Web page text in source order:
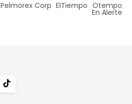
Pelmorex Corp ElTiempo Otempo
En Alerte